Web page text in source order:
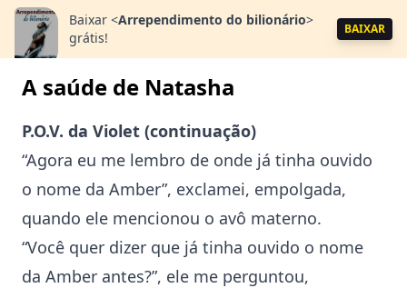
Baixar <Arrependimento do bilionário>
grátis!
BAIXAR
A saúde de Natasha
P.O.V. da Violet (continuação)
“Agora eu me lembro de onde já tinha ouvido
o nome da Amber”, exclamei, empolgada,
quando ele mencionou o avô materno.
“Você quer dizer que já tinha ouvido o nome
da Amber antes?”, ele me perguntou,